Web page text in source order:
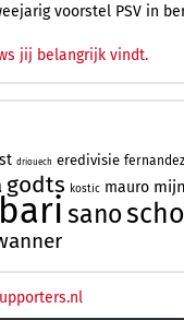
voorstel PSV in
jij belangrijk vindt.
driouech eredivisie fernandez
godts kostic mauro
sano